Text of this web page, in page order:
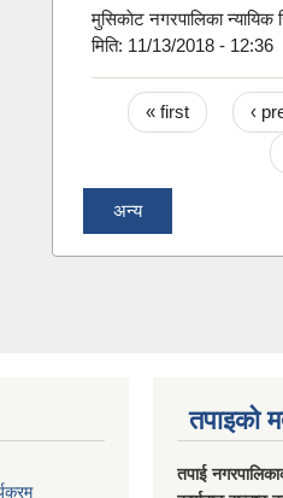
मुसिकाेट नगरपालिका
मिति: 11/13/2018 - 12:36
Pages
« first ‹
अन्य
तपाइको
तपा‌ई